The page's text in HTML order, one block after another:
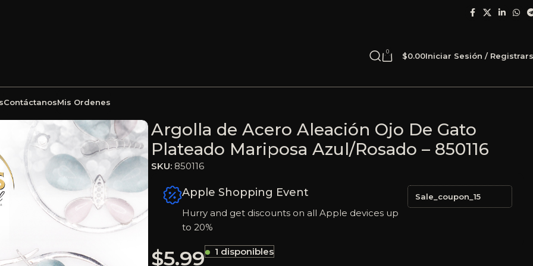
0 $0.00Iniciar Sesión /
ContáctanosMis Ordenes
Argolla de Acero Aleación Ojo De Gato
Plateado Mariposa Azul/Rosado – 850116
SKU: 850116
Apple Shopping Event
Hurry and get discounts on all Apple devices up
to 20%
Sale_coupon_15
$5.99 1 disponibles